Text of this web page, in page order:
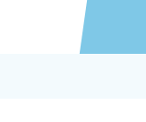
Accéder